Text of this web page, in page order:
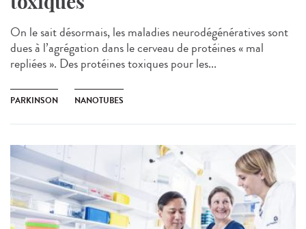
On le sait désormais, les maladies neurodégénératives sont
dues à l’agrégation dans le cerveau de protéines « mal
repliées ». Des protéines toxiques pour les...
PARKINSON NANOTUBES